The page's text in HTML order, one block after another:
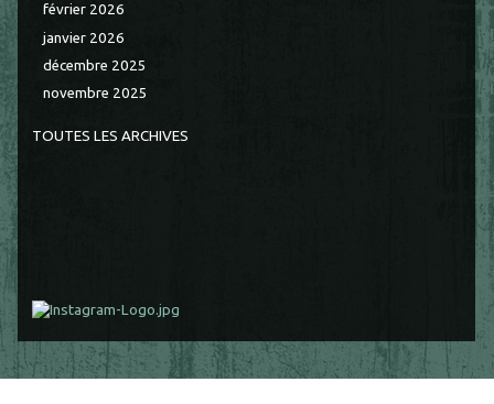
février 2026
janvier 2026
décembre 2025
novembre 2025
TOUTES LES ARCHIVES